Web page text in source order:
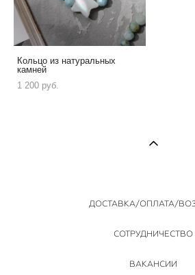
Кольцо из натуральных
камней
1 200 pуб.
ДОСТАВКА/ОПЛАТА/
СОТРУДНИЧЕСТВО
ВАКАНСИИ